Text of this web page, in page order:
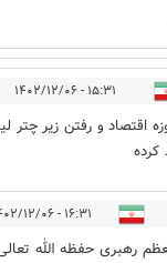
۱۵:۳۱ - ۱۴۰۲/۱۲/۰۶
اقتصاد و رفتن زیر چتر
کرده
۱۶:۳۱ - ۱۴۰۲/۱۲/۰۶
رهبری حفظه الله